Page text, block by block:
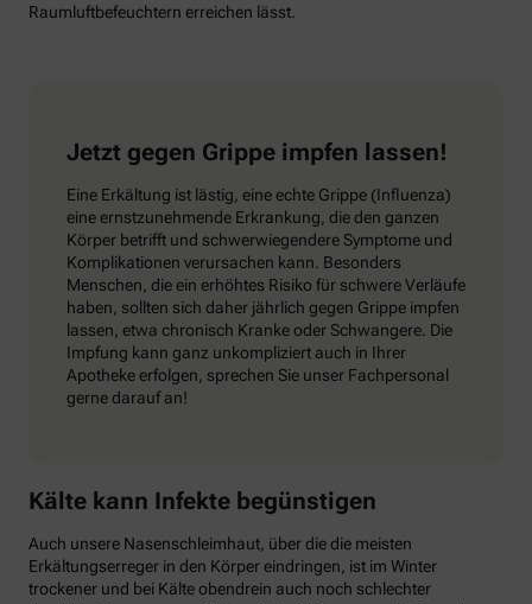
Raumluftbefeuchtern erreichen lässt.
Jetzt gegen Grippe impfen lassen!
Eine Erkältung ist lästig, eine echte Grippe (Influenza)
eine ernstzunehmende Erkrankung, die den ganzen
Körper betrifft und schwerwiegendere Symptome und
Komplikationen verursachen kann. Besonders
Menschen, die ein erhöhtes Risiko für schwere Verläufe
haben, sollten sich daher jährlich gegen Grippe impfen
lassen, etwa chronisch Kranke oder Schwangere. Die
Impfung kann ganz unkompliziert auch in Ihrer
Apotheke erfolgen, sprechen Sie unser Fachpersonal
gerne darauf an!
Kälte kann Infekte begünstigen
Auch unsere Nasenschleimhaut, über die die meisten
Erkältungserreger in den Körper eindringen, ist im Winter
trockener und bei Kälte obendrein auch noch schlechter